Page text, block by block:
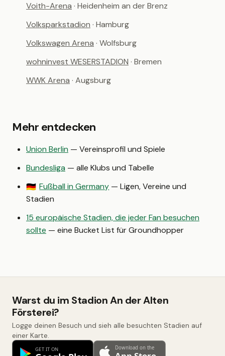
Voith-Arena · Heidenheim an der Brenz
Volksparkstadion · Hamburg
Volkswagen Arena · Wolfsburg
wohninvest WESERSTADION · Bremen
WWK Arena · Augsburg
Mehr entdecken
Union Berlin — Vereinsprofil und Spiele
Bundesliga — alle Klubs und Tabelle
🇩🇪 Fußball in Germany — Ligen, Vereine und
Stadien
15 europäische Stadien, die jeder Fan besuchen
sollte — eine Bucket List für Groundhopper
Warst du im Stadion An der Alten
Försterei?
Logge deinen Besuch und sieh alle besuchten Stadien auf
einer Karte.